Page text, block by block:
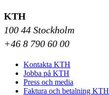
KTH
100 44 Stockholm
+46 8 790 60 00
Kontakta KTH
Jobba på KTH
Press och media
Faktura och betalning KTH